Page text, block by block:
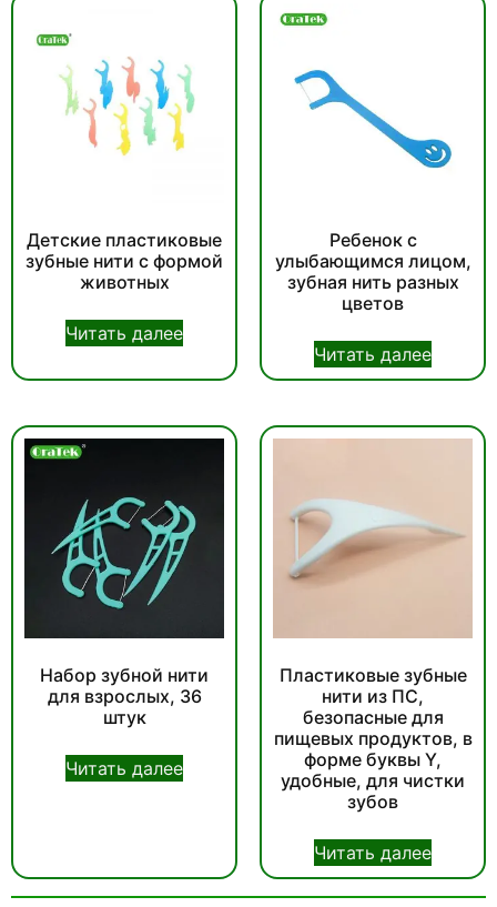
Детские пластиковые
зубные нити с формой
животных
Читать далее
Ребенок с
улыбающимся лицом,
зубная нить разных
цветов
Читать далее
Набор зубной нити
для взрослых, 36
штук
Читать далее
Пластиковые зубные
нити из ПС,
безопасные для
пищевых продуктов, в
форме буквы Y,
удобные, для чистки
зубов
Читать далее